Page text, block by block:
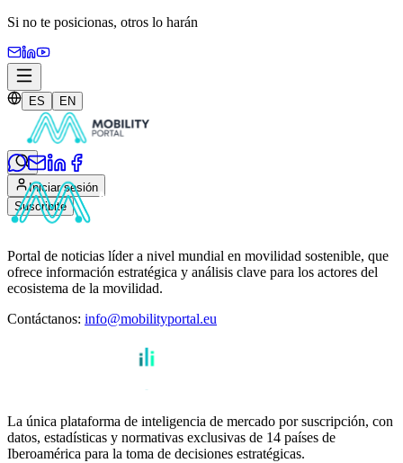
Si no te posicionas, otros lo harán
ES EN
Iniciar sesión
Suscribite
Portal de noticias líder a nivel mundial en movilidad sostenible, que
ofrece información estratégica y análisis clave para los actores del
ecosistema de la movilidad.
Contáctanos: info@mobilityportal.eu
La única plataforma de inteligencia de mercado por suscripción, con
datos, estadísticas y normativas exclusivas de 14 países de
Iberoamérica para la toma de decisiones estratégicas.